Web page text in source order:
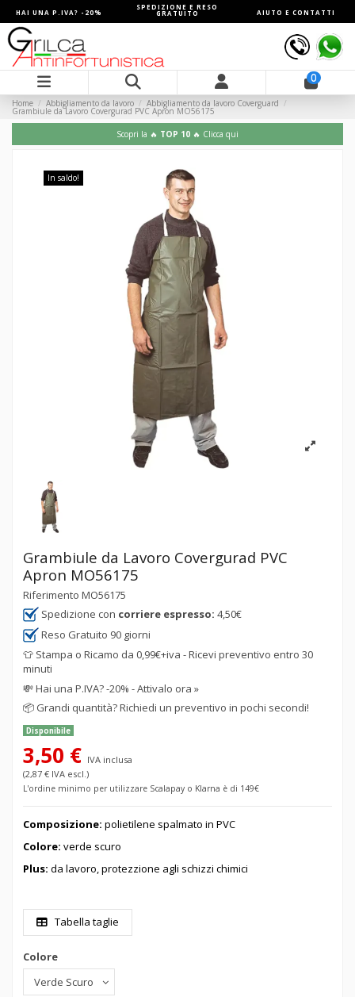
HAI UNA P.IVA? -20%
SPEDIZIONE E RESO
GRATUITO AIUTO E CONTATTI
0
Home Abbigliamento da lavoro Abbigliamento da lavoro Coverguard
Grambiule da Lavoro Covergurad PVC Apron MO56175
Scopri la 🔥 TOP 10 🔥 Clicca qui
In saldo!
Grambiule da Lavoro Covergurad PVC
Apron MO56175
Riferimento MO56175
Spedizione con corriere espresso: 4,50€
Reso Gratuito 90 giorni
👕 Stampa o Ricamo da 0,99€+iva - Ricevi preventivo entro 30
minuti
💸Hai una P.IVA? -20% - Attivalo ora »
📦 Grandi quantità? Richiedi un preventivo in pochi secondi!
Disponibile
3,50 € IVA inclusa
(2,87 € IVA escl.)
L'ordine minimo per utilizzare Scalapay o Klarna è di 149€
Composizione: polietilene spalmato in PVC
Colore: verde scuro
Plus: da lavoro, protezzione agli schizzi chimici
Tabella taglie
Colore